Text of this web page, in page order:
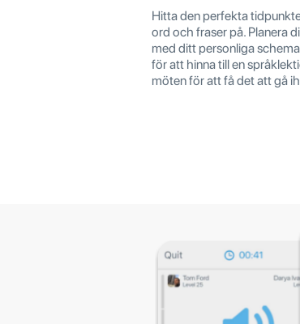
Hitta den perfekta
ord och fraser på. Planera
med ditt personliga
för att hinna till en
möten för att få det att gå